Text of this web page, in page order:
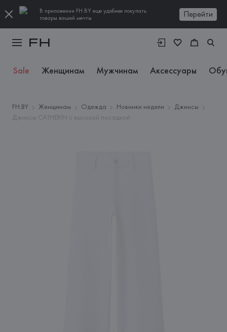
В приложении FH.BY еще удобнее покупать
товары вашей мечты
Перейти
Sale Женщинам Мужчинам Аксессуары
FH.BY Женщинам Одежда Новинки недели
Джинсы
Джинсы CATHERIN с высокой посадкой